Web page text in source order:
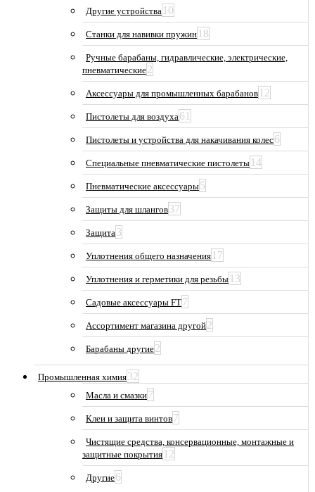
Другие устройства 10
Станки для навивки пружин 18
Ручные барабаны, гидравлические, электрические,
пневматические2
Аксессуары для промышленных барабанов 12
Пистолеты для воздуха61
Пистолеты и устройства для накачивания колес6
Специальные пневматические пистолеты 14
Пневматические аксессуары5
Защиты для шлангов37
Защита3
Уплотнения общего назначения 17
Уплотнения и герметики для резьбы 13
Садовые аксессуары FT7
Ассортимент магазина другой2
Барабаны другие2
Промышленная химия32
Масла и смазки7
Клеи и защита винтов7
Чистящие средства, консервационные, монтажные и
защитные покрытия 12
Другие6